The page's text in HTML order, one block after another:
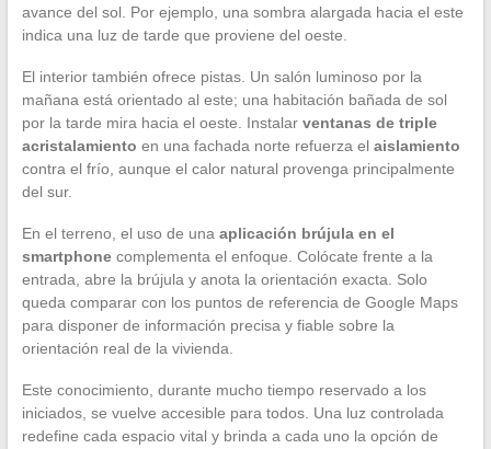
avance del sol. Por ejemplo, una sombra alargada hacia el este
indica una luz de tarde que proviene del oeste.
El interior también ofrece pistas. Un salón luminoso por la
mañana está orientado al este; una habitación bañada de sol
por la tarde mira hacia el oeste. Instalar ventanas de triple
acristalamiento en una fachada norte refuerza el aislamiento
contra el frío, aunque el calor natural provenga principalmente
del sur.
En el terreno, el uso de una aplicación brújula en el
smartphonecomplementa el enfoque. Colócate frente a la
entrada, abre la brújula y anota la orientación exacta. Solo
queda comparar con los puntos de referencia de Google Maps
para disponer de información precisa y fiable sobre la
orientación real de la vivienda.
Este conocimiento, durante mucho tiempo reservado a los
iniciados, se vuelve accesible para todos. Una luz controlada
redefine cada espacio vital y brinda a cada uno la opción de